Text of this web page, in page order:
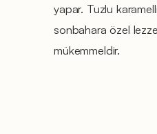
yapar. Tuzlu
sonbahara özel
mükemmeldir.